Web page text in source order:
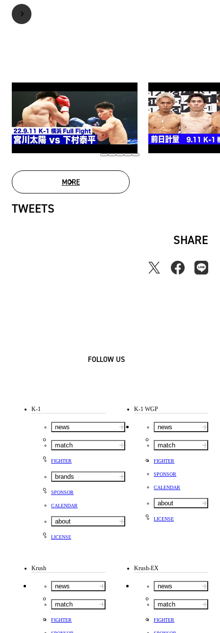
MOREMOVIE LIST
TWEETS
SHARE
FOLLOW US
K-1
news
match
FIGHTER
brands
SPONSOR
CALENDAR
about
LICENSE
K-1 WGP
news
match
FIGHTER
SPONSOR
CALENDAR
about
LICENSE
Krush
news
match
FIGHTER
Krush-EX
news
match
FIGHTER